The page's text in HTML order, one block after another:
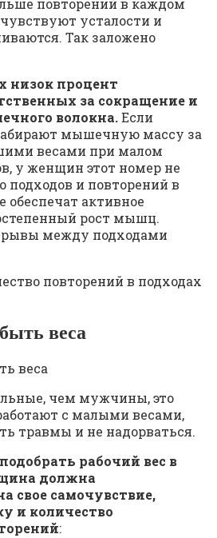
повторений в каждом
усталости и
Так заложено
низок процент
за сокращение и
волокна.Если
мышечную массу за
весами при малом
у женщин этот номер не
подходов и повторений в
обеспечат активное
рост мышц.
между подходами
повторений в подходах
веса
чем мужчины, это
с малыми весами,
травмы и не надорваться.
рабочий вес в
должна
свое самочувствие,
и количество
: